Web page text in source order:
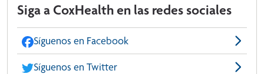
Siga a CoxHealth en las redes sociales
Síguenos en Facebook
Síguenos en Twitter